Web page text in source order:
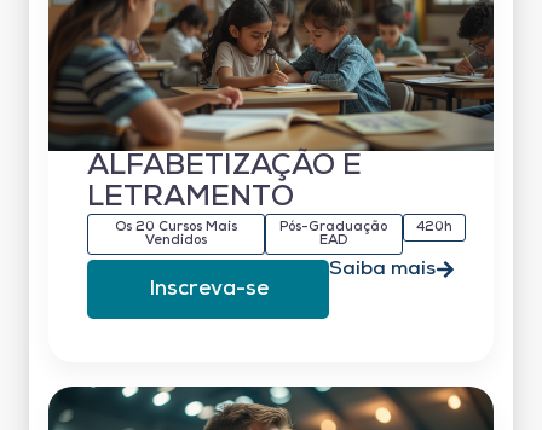
ALFABETIZAÇÃO E
LETRAMENTO
Os 20 Cursos Mais
Vendidos
Pós-Graduação
EAD
420h
Inscreva-se
Saiba mais